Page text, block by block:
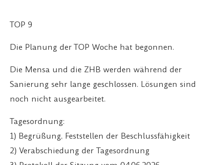
TOP 9
Die Planung der TOP Woche hat begonnen.
Die Mensa und die ZHB werden während der
Sanierung sehr lange geschlossen. Lösungen sind
noch nicht ausgearbeitet.
Tagesordnung:
1) Begrüßung, Feststellen der Beschlussfähigkeit
2) Verabschiedung der Tagesordnung